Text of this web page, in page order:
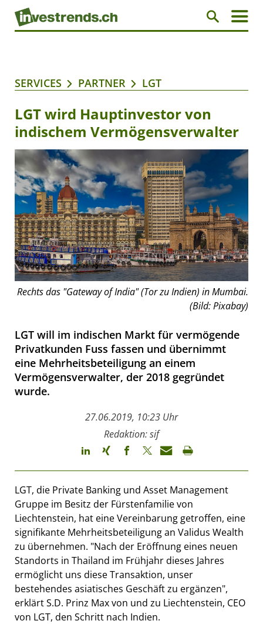
SERVICES PARTNER LGT
LGT wird Hauptinvestor von
indischem Vermögensverwalter
Rechts das "Gateway of India" (Tor zu Indien) in Mumbai.
(Bild: Pixabay)
LGT will im indischen Markt für vermögende
Privatkunden Fuss fassen und übernimmt
eine Mehrheitsbeteiligung an einem
Vermögensverwalter, der 2018 gegründet
wurde.
27.06.2019, 10:23 Uhr
Redaktion: sif
LGT, die Private Banking und Asset Management
Gruppe im Besitz der Fürstenfamilie von
Liechtenstein, hat eine Vereinbarung getroffen, eine
signifikante Mehrheitsbeteiligung an Validus Wealth
zu übernehmen. "Nach der Eröffnung eines neuen
Standorts in Thailand im Frühjahr dieses Jahres
ermöglicht uns diese Transaktion, unser
bestehendes asiatisches Geschäft zu ergänzen",
erklärt S.D. Prinz Max von und zu Liechtenstein, CEO
von LGT, den Schritt nach Indien.